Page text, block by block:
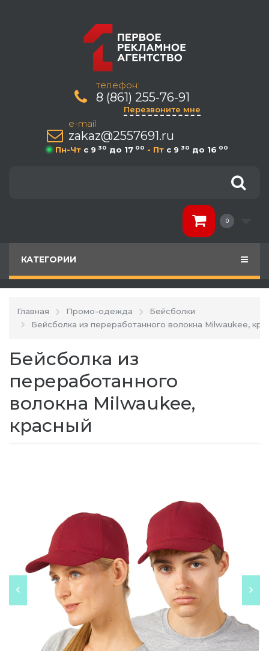
телефон:
8 (861) 255-76-91
Перезвоните мне
e-mail
zakaz@2557691.ru
Пн-Чт c 9 30 до 17 00 - Пт c 9 30 до 16 00
0
КАТЕГОРИИ
Главная Промо-одежда
Бейсболки
Бейсболка из переработанного волокна Milwaukee,
Бейсболка из
переработанного
волокна Milwaukee,
красный